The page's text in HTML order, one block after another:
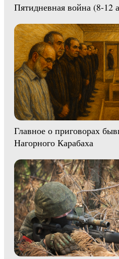
Пятидневная война (8-12
Главное о приговорах
Нагорного Карабаха